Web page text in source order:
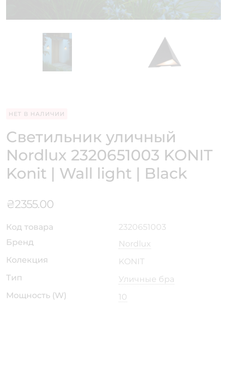
НЕТ В НАЛИЧИИ
Светильник уличный
Nordlux 2320651003 KONIT
Konit | Wall light | Black
₴2355.00
Код товара
2320651003
Бренд
Nordlux
Колекция
KONIT
Тип
Уличные бра
Мощность (W)
10